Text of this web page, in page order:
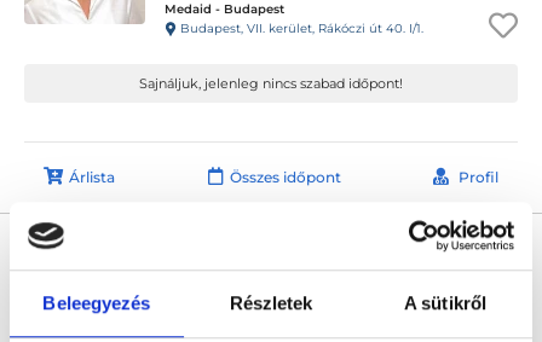
Beleegyezés Részletek A sütikről
Medaid - Budapest
Budapest, VII. kerület, Rákóczi út 40. I/1.
Sajnáljuk, jelenleg nincs szabad időpont!
Árlista Összes időpont Profil
* Szakorvos jelölt (rezidens): általános orvosi oklevéllel rendelkező
orvos, aki jogszabályok szerinti szakorvosi szakképesítés
megszerzésére irányuló képzésben vesz részt. Ezen orvosok által
önállóan nem végezhető szakmai tevékenységért teljes
felelősséggel tartozik és azt közvetlenül felügyeli az egészségügyi
szolgáltató szakorvosa az első részvizsgáig, utána pedig a